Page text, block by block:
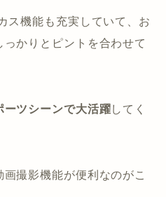
ス機能も充実していて、お
かりとピントを合わせて
ーツシーンで大活躍してく
撮影機能が便利なのがこ